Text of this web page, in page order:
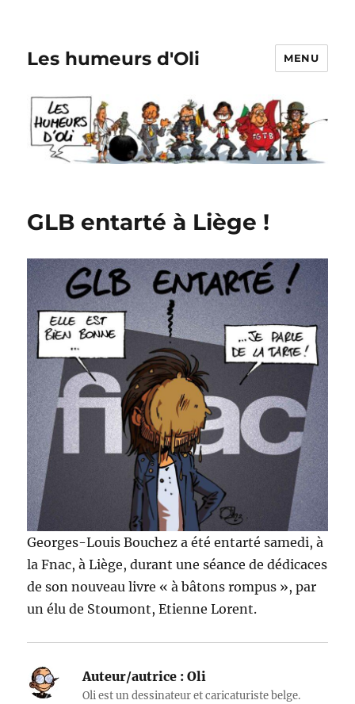
Les humeurs d'Oli MENU
GLB entarté à Liège !
Georges-Louis Bouchez a été entarté samedi, à
la Fnac, à Liège, durant une séance de dédicaces
de son nouveau livre « à bâtons rompus », par
un élu de Stoumont, Etienne Lorent.
Auteur/autrice : Oli
Oli est un dessinateur et caricaturiste belge.